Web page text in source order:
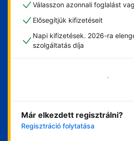
Válasszon azonnali foglalást
Elősegítjük kifizetéseit
Napi kifizetések. 2026-ra
szolgáltatás díja
Vágjon bele most
Már elkezdett regisztrálni?
Regisztráció folytatása